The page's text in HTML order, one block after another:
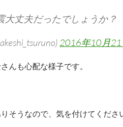
大丈夫だったでしょうか？
2016年10月
んも心配な様子です。
そうなので、気を付けてくださ